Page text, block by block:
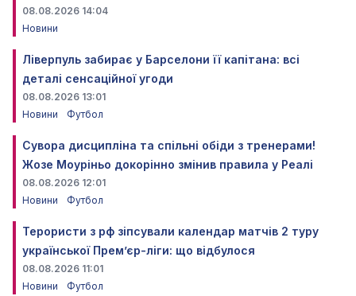
08.08.2026 14:04
Новини
Ліверпуль забирає у Барселони її капітана: всі
деталі сенсаційної угоди
08.08.2026 13:01
Новини
Футбол
Сувора дисципліна та спільні обіди з тренерами!
Жозе Моуріньо докорінно змінив правила у Реалі
08.08.2026 12:01
Новини
Футбол
Терористи з рф зіпсували календар матчів 2 туру
української Прем’єр-ліги: що відбулося
08.08.2026 11:01
Новини
Футбол